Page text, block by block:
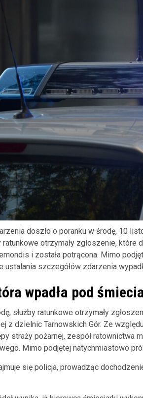
doszło o poranku w środę, 10
ratunkowe otrzymały zgłoszenie, które
i została potrącona. Mimo
ustalania szczegółów zdarzenia
wpadła pod
służby ratunkowe otrzymały
z dzielnic Tarnowskich Gór. Ze
straży pożarnej, zespół ratownictwa
Mimo podjętej natychmiastowo
się policja, prowadząc